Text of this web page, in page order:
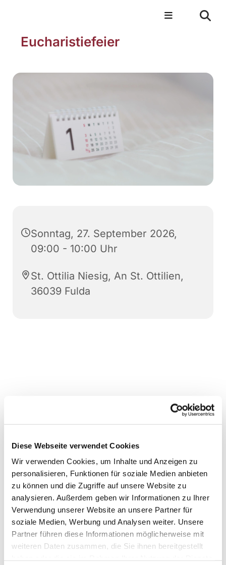
Diese Webseite verwendet Cookies
Wir verwenden Cookies, um Inhalte und Anzeigen zu
personalisieren, Funktionen für soziale Medien anbieten
zu können und die Zugriffe auf unsere Website zu
analysieren. Außerdem geben wir Informationen zu Ihrer
Verwendung unserer Website an unsere Partner für
soziale Medien, Werbung und Analysen weiter. Unsere
Partner führen diese Informationen möglicherweise mit
weiteren Daten zusammen, die Sie ihnen bereitgestellt
Eucharistiefeier
Sonntag, 27. September 2026,
09:00 - 10:00 Uhr
St. Ottilia Niesig, An St. Ottilien,
36039 Fulda
Dies könnte Sie auch
interessieren